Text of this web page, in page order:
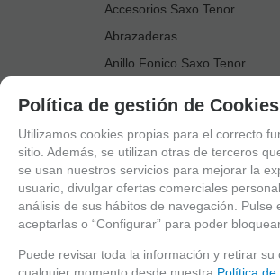
Accesorios Saxo Tenor
Abrazaderas
Anillo Fonico Saxo Tenor
Boquillas
Boquilleros
Cañas
Cortacañas
Deflector Saxo Tenor
Política de gestión de Cookies
Utilizamos cookies propias para el correcto
sitio. Además, se utilizan otras de terceros
se usan nuestros servicios para mejorar la
usuario, divulgar ofertas comerciales
análisis de sus hábitos de navegación. Pulse
aceptarlas o “Configurar” para poder
Puede revisar toda la información y retirar su